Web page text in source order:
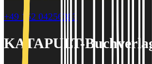
+49 152 04256363
KATAPULT-